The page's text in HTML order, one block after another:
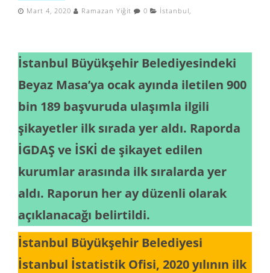
Mart 4, 2020 Ramazan Yiğit 0 İstanbul,
İstanbul Büyükşehir Belediyesindeki
Beyaz Masa’ya ocak ayında iletilen 900
bin 189 başvuruda ulaşımla ilgili
şikayetler ilk sırada yer aldı. Raporda
İGDAŞ ve İSKİ de şikayet edilen
kurumlar arasında ilk sıralarda yer
aldı. Raporun her ay düzenli olarak
açıklanacağı belirtildi.
İstanbul Büyükşehir Belediyesi
İstanbul İstatistik Ofisi, 2020 yılının ilk